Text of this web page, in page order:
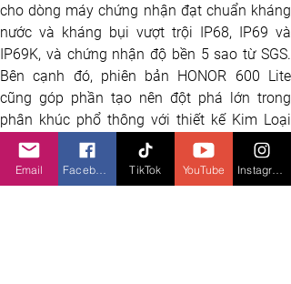
cho dòng máy chứng nhận đạt chuẩn kháng
nước và kháng bụi vượt trội IP68, IP69 và
IP69K, và chứng nhận độ bền 5 sao từ SGS.
Bên cạnh đó, phiên bản HONOR 600 Lite
cũng góp phần tạo nên đột phá lớn trong
phân khúc phổ thông với thiết kế Kim Loại
Nguyên Khối (Metal-forged Unibody Design)
với bộ khung kim loại vững chắc giúp
HONOR 600 Lite đạt độ mỏng ấn tượng
Email TikTok YouTube